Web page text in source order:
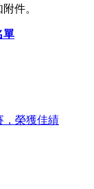
件。
單
，榮獲佳績